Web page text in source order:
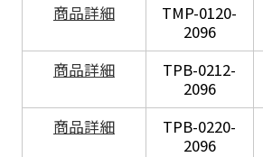
商品詳細
TMP-0120-
2096
商品詳細
TPB-0212-
2096
商品詳細
TPB-0220-
2096